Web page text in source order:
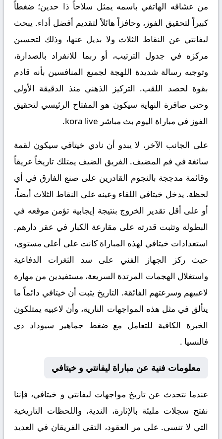
من عشاقه الهاتفي باسمه يمثل سلاحاً ذا حدين؛ ضغطاً
كبيراً لتحقيق الفوز، وحافزاً هائلاً لتقديم أفضل أداء. يبحث
ليفانتي عن النقاط الثلاث ولا بديل عنها، وذلك لتحسين
مركزه في جدول الترتيب، أو ربما للانفراد بالصدارة،
وتوجيه رسالة شديدة اللهجة لجميع المنافسين بأنه قادم
بقوة لحصد اللقب. التركيز الذهني منذ الدقيقة الأولى
وحتى صافرة النهاية سيكون هو المفتاح الرئيسي لتحقيق
الفوز في مباراة اليوم بث مباشر kora live .
على الجانب الآخر، لا يبدو أن نادي خيتافي سيكون لقمة
سائغة في فم المضيف. الفريق الضيف يمتلك تاريخاً عريقاً
وقائمة مدججة بالنجوم القادرين على صنع الفارق في أي
لحظة. يدخل خيتافي اللقاء وعينه على النقاط الثلاث أيضاً،
أو على أقل تقدير الخروج بنتيجة إيجابية تؤمن موقعه في
البطولة وتثبت قدرته على مقارعة الكبار في عقر دارهم.
استعدادات خيتافي لهذه المباراة كانت على أعلى مستوى،
حيث ركز الجهاز الفني على سد الثغرات الدفاعية
واستغلال الهجمات المرتدة السريعة، مستفيدين من مهارة
لاعبيهم وسرعتهم الفائقة. التاريخ يثبت أن خيتافي دائماً ما
يتألق في مثل هذه المواجهات النارية، وأن لاعبيه يمتلكون
الخبرة الكافية للتعامل مع ضغط جماهير سيوداد دي
فالنسيا .
معلومات فنية عن مباراة ليفانتي و خيتافي
عندما نتحدث عنتاريخ مواجهات ليفانتي و خيتافي، فإننا
نفتح سجلات مليئة بالإثارة، الندية، واللحظات التاريخية
التي لا تنسى. على مر العقود، التقى الفريقان في العديد